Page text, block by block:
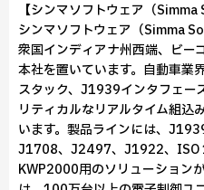
【シンマソフトウェア（
シンマソフトウェア（Simma
衆国インディアナ州西端、ビー
本社を置いています。自動車
スタック、J1939インタフェー
リティカルなリアルタイム組込
います。製品ラインには、
J1708、J2497、J1922、ISO
KWP2000用のソリューション